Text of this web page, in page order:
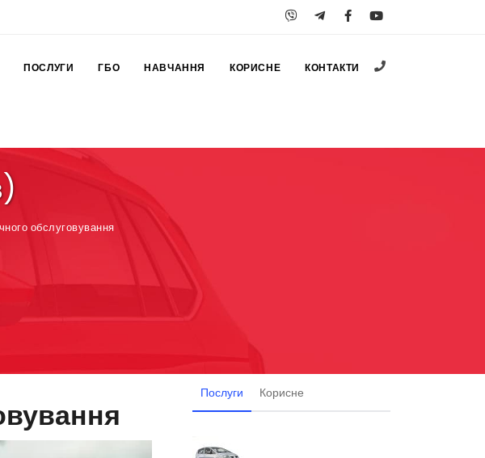
+38 (067) 547-
ПОСЛУГИ ГБО НАВЧАННЯ КОРИСНЕ КОНТАКТИ
обслуговування
Послуги Корисне